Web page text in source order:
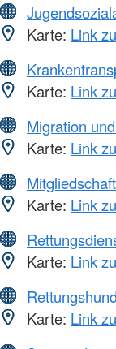
Karte: Link
Karte: Link
Migration
Karte: Link
Mitgliedschaft
Karte: Link
Karte: Link
Karte: Link